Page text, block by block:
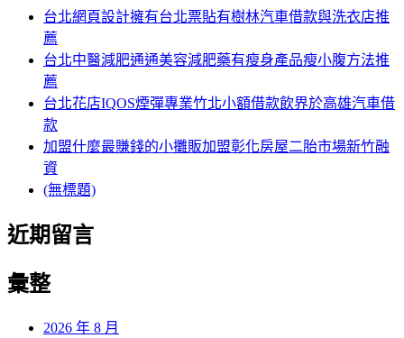
台北網頁設計擁有台北票貼有樹林汽車借款與洗衣店推
薦
台北中醫減肥通通美容減肥藥有瘦身產品瘦小腹方法推
薦
台北花店IQOS煙彈專業竹北小額借款飲界於高雄汽車借
款
加盟什麼最賺錢的小攤販加盟彰化房屋二胎市場新竹融
資
(無標題)
近期留言
彙整
2026 年 8 月